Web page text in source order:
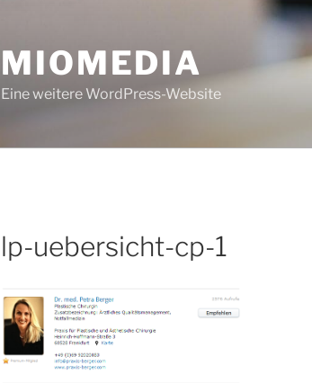
MIOMEDIA
Eine weitere WordPress-Website
lp-uebersicht-cp-1